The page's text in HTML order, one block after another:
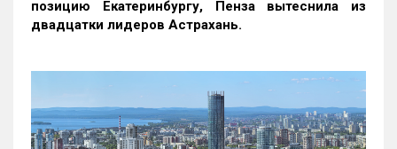
позицию Екатеринбургу, Пенза вытеснила из
двадцатки лидеров Астрахань.